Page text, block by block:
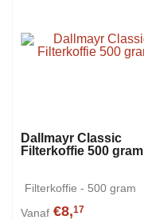
Dallmayr Classic
Filterkoffie 500 gram
Filterkoffie - 500 gram
Vanaf €8,17